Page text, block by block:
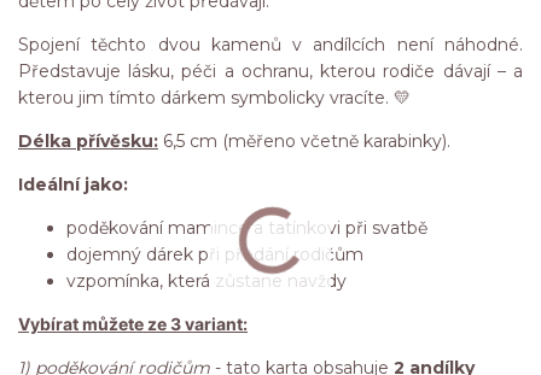
Spojení těchto dvou kamenů v andílcích není náhodné.
Představuje lásku, péči a ochranu, kterou rodiče dávají – a
kterou jim tímto dárkem symbolicky vracíte. 💛
Délka přívěsku: 6,5 cm (měřeno včetně karabinky).
Ideální jako:
poděkování mamince a tatínkovi při svatbě
dojemný dárek při předání rodičům
vzpomínka, která zůstane navždy
Vybírat můžete ze 3 variant:
1) poděkování rodičům - tato karta obsahuje 2 andílky